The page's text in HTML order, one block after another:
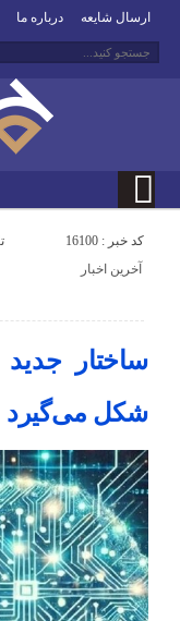
ارسال شایعه درباره ما
کد خبر : 16100
آخرین اخبار
ساختار
شکل می‌گیرد